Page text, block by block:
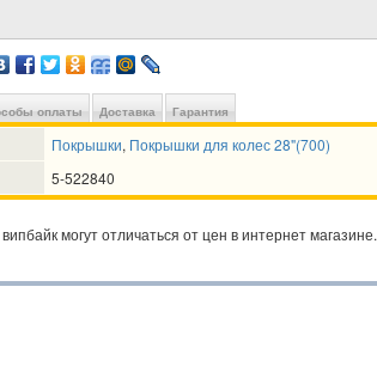
оплаты Доставка Гарантия
Покрышки, Покрышки для колес 28"(700)
5-522840
могут отличаться от цен в интернет магазине.